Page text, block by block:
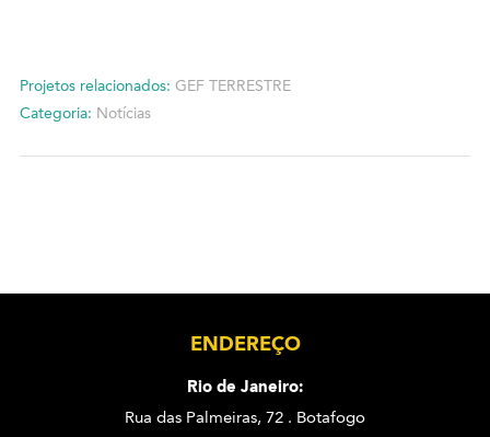
Projetos relacionados: GEF TERRESTRE
Categoria: Notícias
ENDEREÇO
Rio de Janeiro:
Rua das Palmeiras, 72 . Botafogo